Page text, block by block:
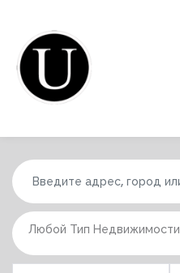
Любой Тип Недвижимости